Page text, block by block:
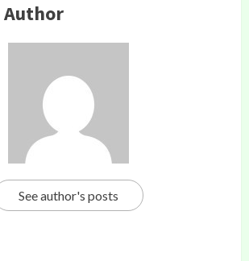
Author
See author's posts